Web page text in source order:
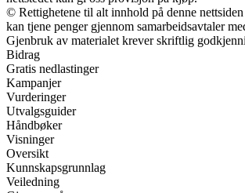
© Rettighetene til alt innhold på denne
kan tjene penger gjennom samarbeidsavtaler
Gjenbruk av materialet krever skriftlig
Bidrag
Gratis nedlastinger
Kampanjer
Vurderinger
Utvalgsguider
Håndbøker
Visninger
Oversikt
Kunnskapsgrunnlag
Veiledning